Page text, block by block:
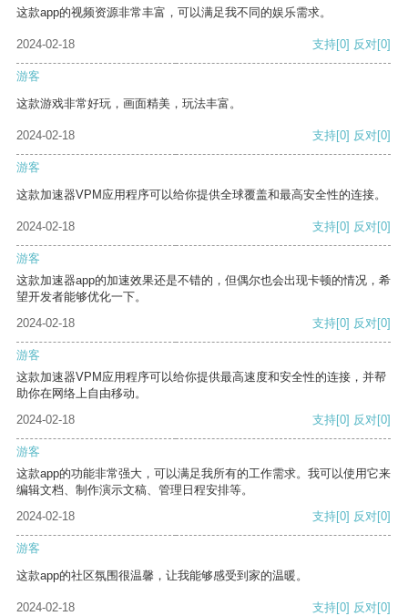
这款app的视频资源非常丰富，可以满足我不同的娱乐需求。
2024-02-18 支持[0] 反对[0]
游客
这款游戏非常好玩，画面精美，玩法丰富。
2024-02-18 支持[0] 反对[0]
游客
这款加速器VPM应用程序可以给你提供全球覆盖和最高安全性的连接。
2024-02-18 支持[0] 反对[0]
游客
这款加速器app的加速效果还是不错的，但偶尔也会出现卡顿的情况，希
望开发者能够优化一下。
2024-02-18
支持[0] 反对[0]
游客
这款加速器VPM应用程序可以给你提供最高速度和安全性的连接，并帮
助你在网络上自由移动。
2024-02-18
支持[0] 反对[0]
游客
这款app的功能非常强大，可以满足我所有的工作需求。我可以使用它来
编辑文档、制作演示文稿、管理日程安排等。
2024-02-18
支持[0] 反对[0]
游客
这款app的社区氛围很温馨，让我能够感受到家的温暖。
2024-02-18 支持[0] 反对[0]